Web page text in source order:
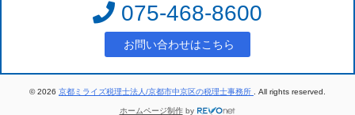
075-468-8600
お問い合わせはこちら
© 2026 京都ミライズ税理士法人/京都市中京区の税理士事務所 . All rights reserved.
ホームページ制作by